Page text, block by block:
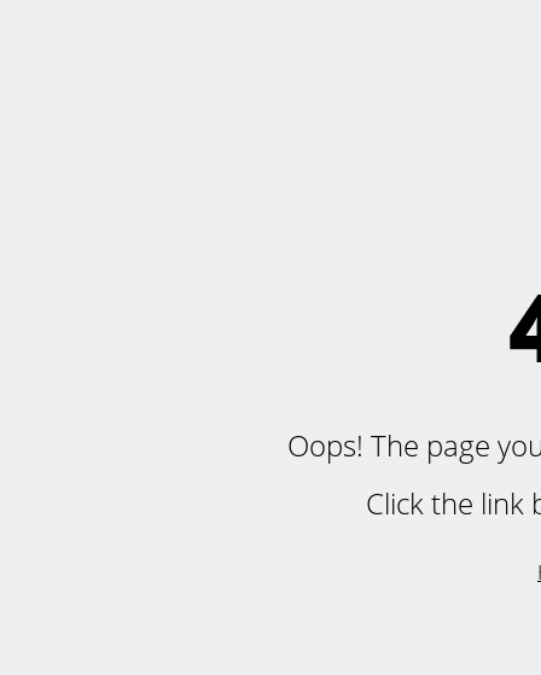
Oops! The page
Click the link